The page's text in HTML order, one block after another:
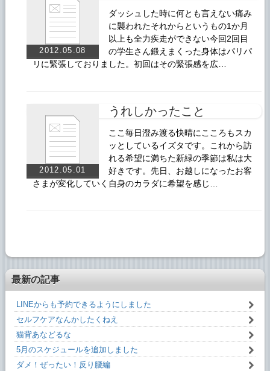
2012.05.08
ダッシュした時に何とも言えない痛み
に襲われたそれからというもの1か月
以上も全力疾走ができない今回2回目
の学生さん鍛えまくった身体はパリパ
リに緊張しておりました。初回はその緊張感を広…
2012.05.01
うれしかったこと
ここ毎日澄み渡る快晴にこころもスカ
ッとしているイズタです。これから訪
れる希望に満ちた新緑の季節は私は大
好きです。先日、お越しになったお客
さまが変化していく自身のカラダに希望を感じ…
最新の記事
LINEからも予約できるようにしました
セルフケアなんかしたくねえ
猫背あなどるな
5月のスケジュールを追加しました
ダメ！ぜったい！反り腰編